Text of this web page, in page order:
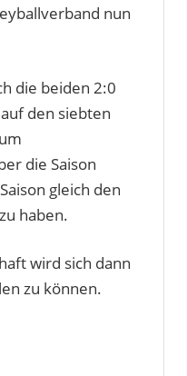
nun
die beiden 2:0
den siebten
die Saison
gleich den
haben.
wird sich dann
zu können.